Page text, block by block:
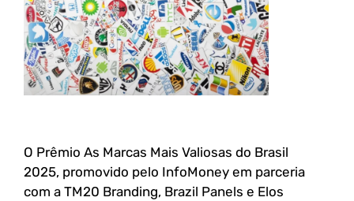
O Prêmio As Marcas Mais Valiosas do Brasil
2025, promovido pelo InfoMoney em parceria
com a TM20 Branding, Brazil Panels e Elos